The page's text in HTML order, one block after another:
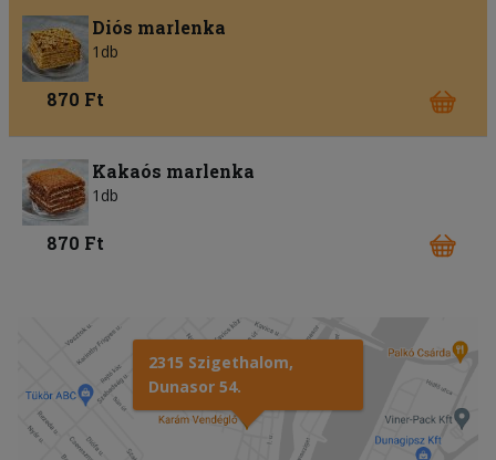
Diós marlenka
1db
870 Ft
Kakaós marlenka
1db
870 Ft
2315 Szigethalom,
Dunasor 54.